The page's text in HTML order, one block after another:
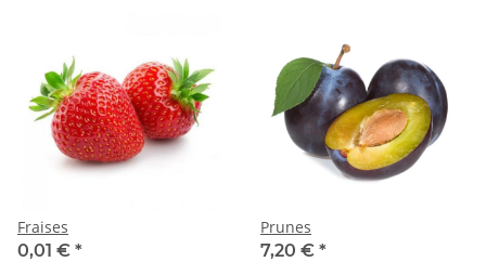
Fraises
0,01 € *
Prunes
7,20 € *